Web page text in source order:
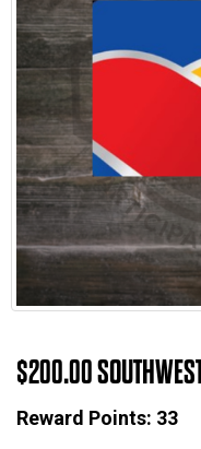
$200.00
Reward Points: 33